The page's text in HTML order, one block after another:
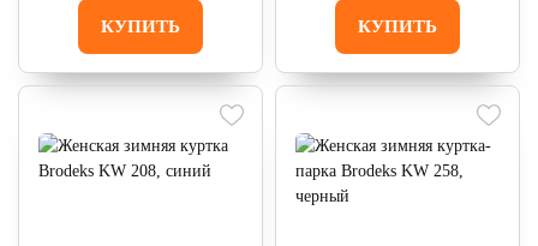
КУПИТЬ КУПИТЬ